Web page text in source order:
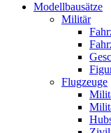
Modellbausätze
Militär
Flugzeuge